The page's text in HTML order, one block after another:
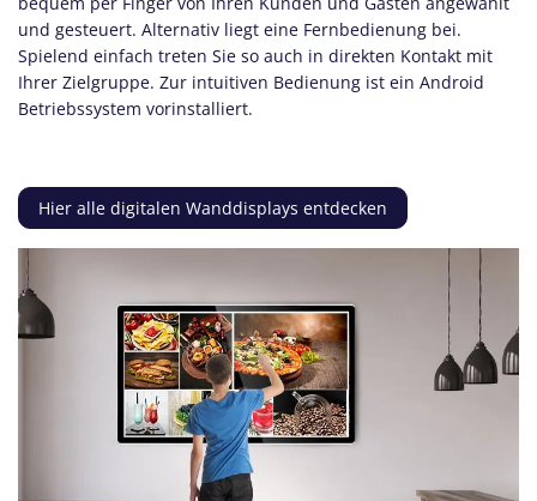
und gesteuert. Alternativ liegt eine Fernbedienung bei.
Spielend einfach treten Sie so auch in direkten Kontakt mit
Ihrer Zielgruppe. Zur intuitiven Bedienung ist ein Android
Betriebssystem vorinstalliert.
Hier alle digitalen Wanddisplays entdecken